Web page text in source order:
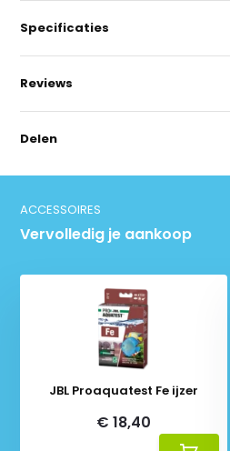
Specificaties
Reviews
Delen
ACCESSOIRES
Vervolledig je aankoop
JBL Proaquatest Fe ijzer
€ 18,40